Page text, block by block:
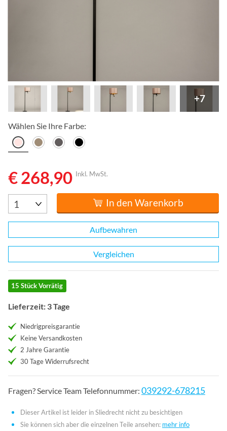
+7
Wählen Sie Ihre Farbe:
€ 268,90 Inkl. MwSt.
In den Warenkorb
Aufbewahren
Vergleichen
15 Stück Vorrätig
Lieferzeit: 3 Tage
Niedrigpreisgarantie
Keine Versandkosten
2 Jahre Garantie
30 Tage Widerrufsrecht
Fragen? Service Team Telefonnummer: 039292-678215
Dieser Artikel ist leider in Sliedrecht nicht zu besichtigen
Sie können sich aber die einzelnen Teile ansehen: mehr info